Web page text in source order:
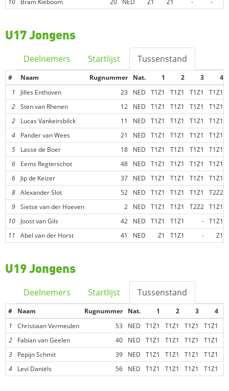
10 Bram Kieboom 20 NED Z1 Z1 - -
U17 Jongens
Deelnemers Startlijst Tussenstand
# Naam Rugnummer Nat. 1 2 3
4
1
Jilles Enthoven 23 NED T1Z1 T1Z1 T1Z1 T1Z1
2 Sten van Rhenen 12 NED T1Z1 T1Z1 T1Z1 T1Z1
2
Lucas Vankeirsbilck 11 NED T1Z1 T1Z1 T1Z1 T1Z1
4
Pander van Wees 21 NED T1Z1 T1Z1 T1Z1 T1Z1
5
Lasse de Boer 18 NED T1Z1 T1Z1 T1Z1 T1Z1
6
Eems Regterschot 48 NED T1Z1 T1Z1 T1Z1 T1Z1
6
Jip de Keizer 37 NED T1Z1 T1Z1 T1Z1 T1Z1
8 Alexander Slot 52 NED T1Z1 T1Z1 T1Z1 T2Z2
9 Sietse van der Hoeven 2 NED T1Z1 T1Z1 T2Z2 T1Z1
10
Joost van Gils 42 NED T1Z1 T1Z1 - T1Z1
11
Abel van der Horst 41 NED Z1 T1Z1 - Z1
U19 Jongens
Deelnemers Startlijst Tussenstand
# Naam Rugnummer Nat. 1 2 3
4
1
Christiaan Vermeulen 53 NED T1Z1 T1Z1 T1Z1 T1Z1
2
Fabian van Geelen 40 NED T1Z1 T1Z1 T1Z1 T1Z1
3
Pepijn Schmit 39 NED T1Z1 T1Z1 T1Z1 T1Z1
4
Levi Daniëls 56 NED T1Z1 T1Z1 T1Z1 T1Z1